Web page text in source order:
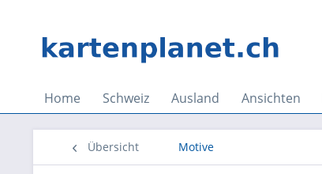
Home Schweiz Ausland Ansichten
Übersicht Motive